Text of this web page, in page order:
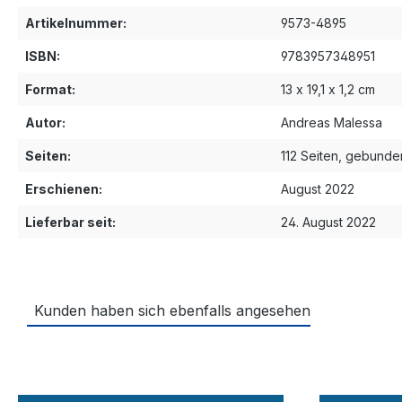
Artikelnummer: 9573-4895
ISBN: 9783957348951
Format: 13 x 19,1 x 1,2 cm
Autor: Andreas Malessa
Seiten: 112 Seiten,
Erschienen: August 2022
Lieferbar seit: 24. August 2022
Kunden haben sich ebenfalls angesehen